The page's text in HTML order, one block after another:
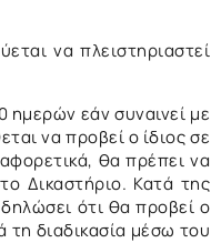
να πλειστηριαστεί
ημερών εάν συναινεί με
να προβεί ο ίδιος σε
θα πρέπει να
Δικαστήριο. Κατά της
ότι θα προβεί ο
τη διαδικασία μέσω του